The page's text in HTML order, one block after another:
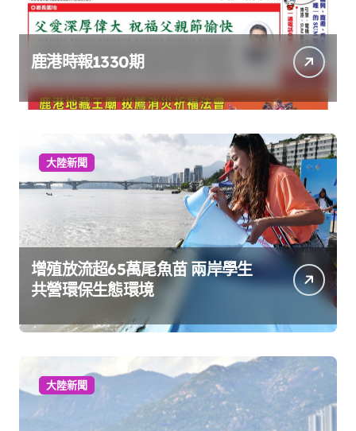
鹿港時報1330期
大陸新聞
增殖放流超65萬尾魚苗 兩岸學生
共營環保生態環境
大陸新聞